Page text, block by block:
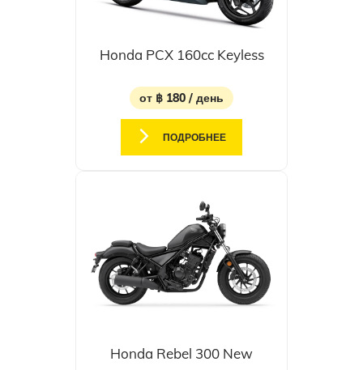
Honda PCX 160cc Keyless
от ฿ 180 / день
ПОДРОБНЕЕ
Honda Rebel 300 New